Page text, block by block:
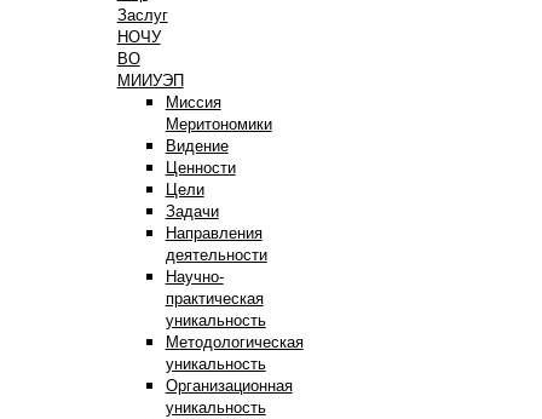
Заслуг
НОЧУ
ВО
МИИУЭП
Миссия
Меритономики
Видение
Ценности
Цели
Задачи
Направления
деятельности
Научно-
практическая
уникальность
Методологическая
уникальность
Организационная
уникальность